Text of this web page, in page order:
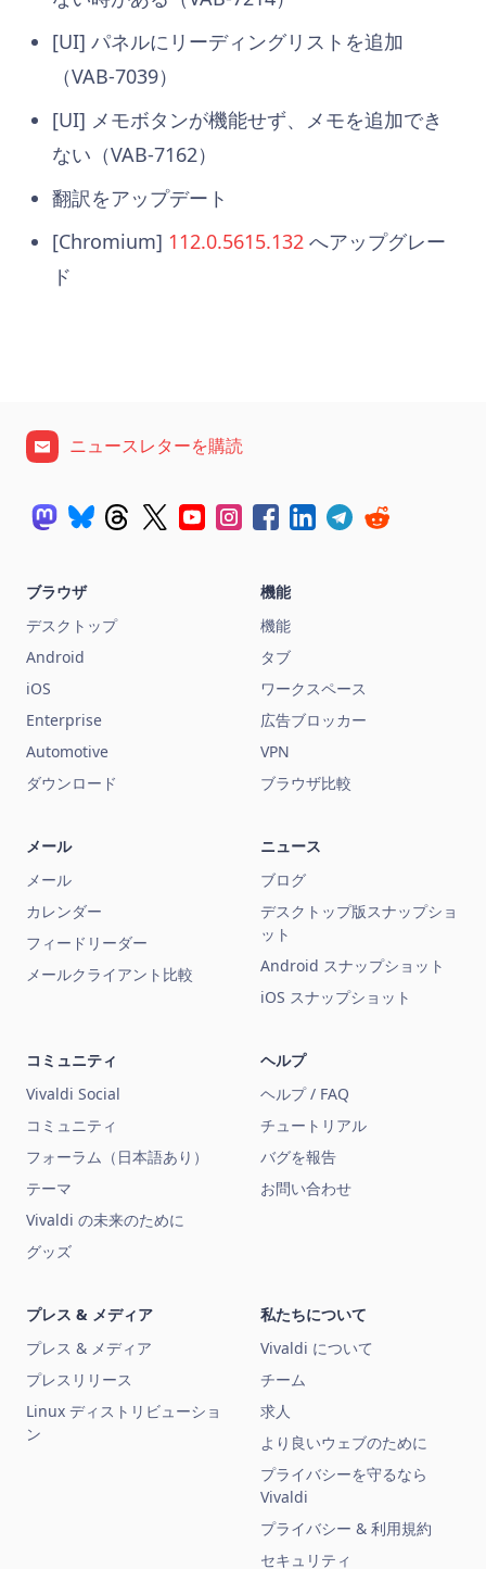
[UI] パネルにリーディングリストを追加
（VAB-7039）
[UI] メモボタンが機能せず、メモを追加でき
ない（VAB-7162）
翻訳をアップデート
[Chromium] 112.0.5615.132へアップグレー
ド
ニュースレターを購読
ブラウザ
デスクトップ
Android
iOS
Enterprise
Automotive
ダウンロード
機能
機能
タブ
ワークスペース
広告ブロッカー
VPN
ブラウザ比較
メール
メール
カレンダー
フィードリーダー
メールクライアント比較
ニュース
ブログ
デスクトップ版スナップショ
ット
Android スナップショット
iOS スナップショット
コミュニティ
Vivaldi Social
コミュニティ
フォーラム（日本語あり）
テーマ
Vivaldi の未来のために
グッズ
ヘルプ
ヘルプ / FAQ
チュートリアル
バグを報告
お問い合わせ
プレス & メディア
プレス & メディア
プレスリリース
Linux ディストリビューショ
ン
私たちについて
Vivaldi について
チーム
求人
より良いウェブのために
プライバシーを守るなら
Vivaldi
プライバシー & 利用規約
セキュリティ